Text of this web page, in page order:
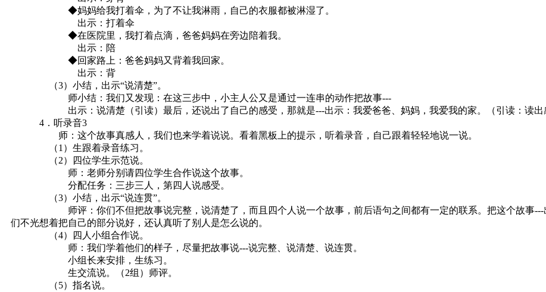
◆妈妈给我打着伞，为了不让我淋雨，自己的衣服都被淋湿了。
出示：打着伞
◆在医院里，我打着点滴，爸爸妈妈在旁边陪着我。
出示：陪
◆回家路上：爸爸妈妈又背着我回家。
出示：背
（3）小结，出示“说清楚”。
师小结：我们又发现：在这三步中，小主人公又是通过一连串的动作把故事---
出示：说清楚（引读）最后，还说出了自己的感受，那就是---出示：我爱爸爸、妈妈，我爱我的家。（引读：读出
4．听录音3
师：这个故事真感人，我们也来学着说说。看着黑板上的提示，听着录音，自己跟着轻轻地说一说。
（1）生跟着录音练习。
（2）四位学生示范说。
师：老师分别请四位学生合作说这个故事。
分配任务：三步三人，第四人说感受。
（3）小结，出示“说连贯”。
师评：你们不但把故事说完整，说清楚了，而且四个人说一个故事，前后语句之间都有一定的联系。把这个故事---出
们不光想着把自己的部分说好，还认真听了别人是怎么说的。
（4）四人小组合作说。
师：我们学着他们的样子，尽量把故事说---说完整、说清楚、说连贯。
小组长来安排，生练习。
生交流说。（2组）师评。
（5）指名说。